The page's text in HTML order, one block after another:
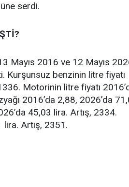
serdi.
Mayıs 2016 ve 12 Mayıs
Kurşunsuz benzinin litre fiyatı
Motorinin litre fiyatı
2016’da 2,88, 2026’da
45,03 lira. Artış, 2334.
lira. Artış, 2351.